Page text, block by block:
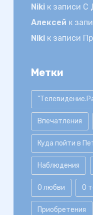
Nikiк записи С
Алексей к
Nikiк записи
Метки
Впечатления
Куда пойти в
Наблюдения
О любви О
Приобретения